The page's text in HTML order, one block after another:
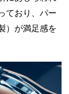
ており、パー
）が満足感を